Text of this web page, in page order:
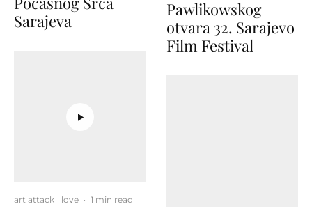
Sarajeva
art attack love · 1 min read
Pawlikowskog
otvara 32. Sarajevo
Film Festival